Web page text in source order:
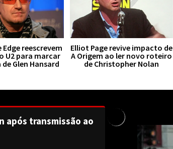
Edge reescrevem
U2 para marcar
Glen Hansard
Elliot Page revive impacto de
A Origem ao ler novo roteiro
de Christopher Nolan
após transmissão ao